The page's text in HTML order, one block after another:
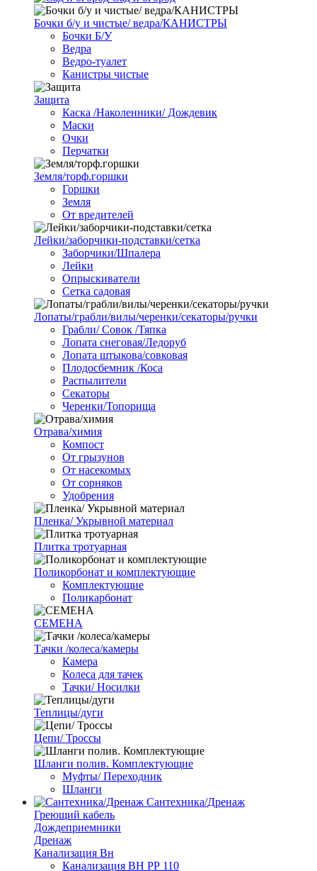
Бочки б/у и чистые/ ведра/КАНИСТРЫ
Бочки Б/У
Ведра
Ведро-туалет
Канистры чистые
Защита
Каска /Наколенники/ Дождевик
Маски
Очки
Перчатки
Земля/торф.горшки
Горшки
Земля
От вредителей
Лейки/заборчики-подставки/сетка
Заборчики/Шпалера
Лейки
Опрыскиватели
Сетка садовая
Лопаты/грабли/вилы/черенки/секаторы/ручки
Грабли/ Совок /Тяпка
Лопата снеговая/Ледоруб
Лопата штыкова/совковая
Плодосбемник /Коса
Распылители
Секаторы
Черенки/Топорища
Отрава/химия
Компост
От грызунов
От насекомых
От сорняков
Удобрения
Пленка/ Укрывной материал
Плитка тротуарная
Поликорбонат и комплектующие
Комплектующие
Поликарбонат
СЕМЕНА
Тачки /колеса/камеры
Камера
Колеса для тачек
Тачки/ Носилки
Теплицы/дуги
Цепи/ Троссы
Шланги полив. Комплектующие
Муфты/ Переходник
Шланги
Сантехника/Дренаж
Греющий кабель
Дождеприемники
Дренаж
Канализация Вн
Канализация ВН РР 110